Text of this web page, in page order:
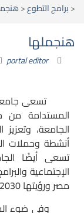
<برامج التطوع<
هنجملها
portal editor
تسعى جامعة
المستدامة من
الجامعة،
أنشطة وحملات
تسعى أيضًا
الإجتماعية
مصر ورؤيتها 2030.
وفى ضوء